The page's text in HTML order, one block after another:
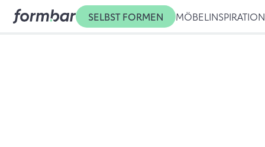
SELBST FORMEN MÖBEL INSPIRATION